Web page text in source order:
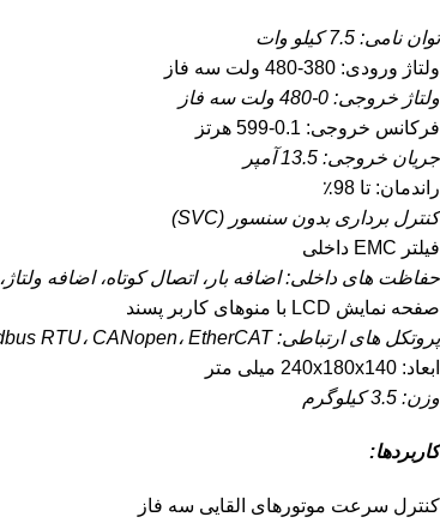
توان نامی: 7.5 کیلو وات
ولتاژ ورودی: 380-480 ولت سه فاز
ولتاژ خروجی: 0-480 ولت سه فاز
فرکانس خروجی: 0.1-599 هرتز
جریان خروجی: 13.5 آمپر
راندمان: تا 98٪
کنترل برداری بدون سنسور (SVC)
فیلتر EMC داخلی
حفاظت های داخلی: اضافه بار، اتصال کوتاه، اضافه ولتاژ،
صفحه نمایش LCD با منوهای کاربر پسند
پروتکل های ارتباطی: Modbus RTU، CANopen، EtherCAT
ابعاد: 240x180x140 میلی متر
وزن: 3.5 کیلوگرم
کاربردها:
کنترل سرعت موتورهای القایی سه فاز